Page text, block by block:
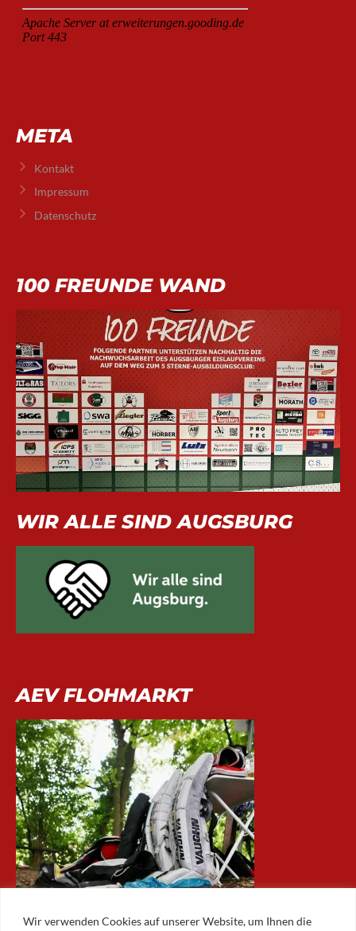
Wir verwenden Cookies auf unserer Website, um Ihnen die
META
Kontakt
Impressum
Datenschutz
100 FREUNDE WAND
WIR ALLE SIND AUGSBURG
AEV FLOHMARKT